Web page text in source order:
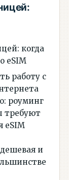
когда
eSIM
работу с
роуминг
требуют
eSIM
и